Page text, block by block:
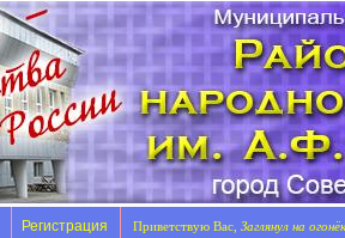
Регистрация Приветствую Вас, Заглянул на огонёк